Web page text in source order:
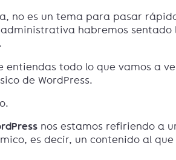
no es un tema para pasar
habremos
entiendas todo lo que vamos a
de WordPress.
nos estamos refiriendo a
es decir, un contenido al